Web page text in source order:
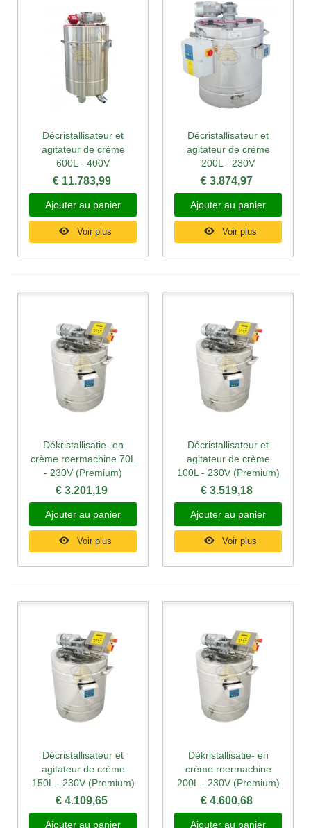
Décristallisateur et
agitateur de crème
600L - 400V
€ 11.783,99
Ajouter au panier
Voir plus
Décristallisateur et
agitateur de crème
200L - 230V
€ 3.874,97
Ajouter au panier
Voir plus
Dékristallisatie- en
crème roermachine 70L
- 230V (Premium)
€ 3.201,19
Ajouter au panier
Voir plus
Décristallisateur et
agitateur de crème
100L - 230V (Premium)
€ 3.519,18
Ajouter au panier
Voir plus
Décristallisateur et
agitateur de crème
150L - 230V (Premium)
€ 4.109,65
Ajouter au panier
Dékristallisatie- en
crème roermachine
200L - 230V (Premium)
€ 4.600,68
Ajouter au panier